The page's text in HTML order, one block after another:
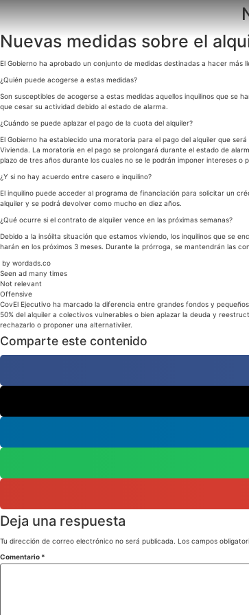
Nuevas medidas sobre el
El Gobierno ha aprobado un conjunto de medidas destinadas a hacer
¿Quién puede acogerse a estas medidas?
Son susceptibles de acogerse a estas medidas aquellos inquilinos que se
que cesar su actividad debido al estado de alarma.
¿Cuándo se puede aplazar el pago de la cuota del alquiler?
El Gobierno ha establecido una moratoria para el pago del alquiler que
Vivienda. La moratoria en el pago se prolongará durante el estado de
plazo de tres años durante los cuales no se le podrán imponer intereses o
¿Y si no hay acuerdo entre casero e inquilino?
El inquilino puede acceder al programa de financiación para solicitar un
alquiler y se podrá devolver como mucho en diez años.
¿Qué ocurre si el contrato de alquiler vence en las próximas semanas?
Debido a la insóilta situación que estamos viviendo, los inquilinos que se
harán en los próximos 3 meses. Durante la prórroga, se mantendrán las
by wordads.co
Seen ad many times
Not relevant
Offensive
CovEl Ejecutivo ha marcado la diferencia entre grandes fondos y
50% del alquiler a colectivos vulnerables o bien aplazar la deuda y
rechazarlo o proponer una alternativiler.
Comparte este contenido
Deja una respuesta
Tu dirección de correo electrónico no será publicada. Los campos
Comentario *